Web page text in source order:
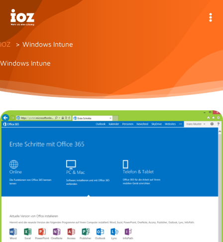
Inhalt
springen
IOZ Windows Intune
Windows Intune